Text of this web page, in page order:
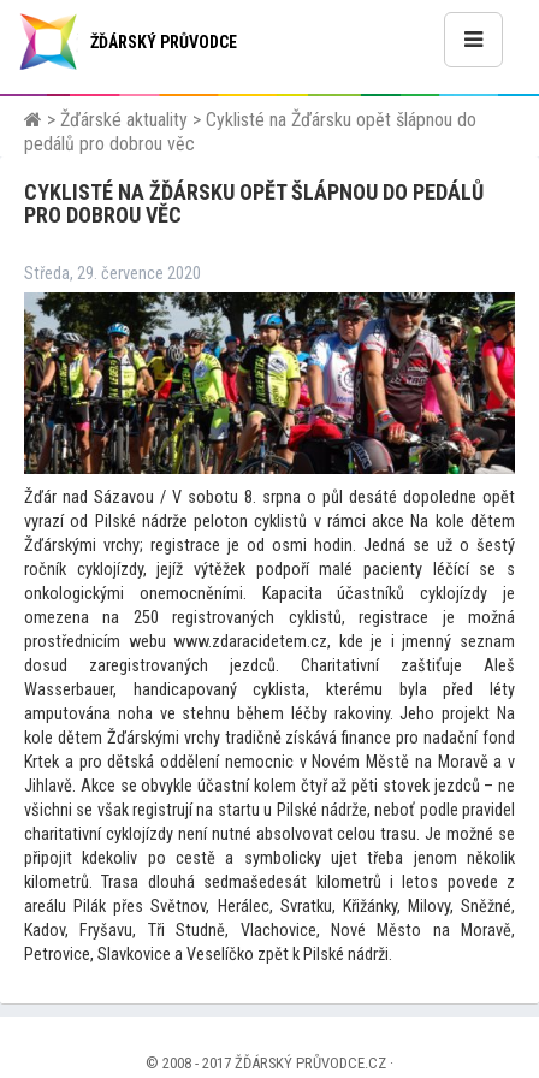
ŽĎÁRSKÝ PRŮVODCE
> Žďárské aktuality > Cyklisté na Žďársku opět šlápnou do
pedálů pro dobrou věc
CYKLISTÉ NA ŽĎÁRSKU OPĚT ŠLÁPNOU DO PEDÁLŮ
PRO DOBROU VĚC
Středa, 29. července 2020
Žďár nad Sázavou / V sobotu 8. srpna o půl desáté dopoledne opět
vyrazí od Pilské nádrže peloton cyklistů v rámci akce Na kole dětem
Žďárskými vrchy; registrace je od osmi hodin. Jedná se už o šestý
ročník cyklojízdy, jejíž výtěžek podpoří malé pacienty léčící se s
onkologickými onemocněními. Kapacita účastníků cyklojízdy je
omezena na 250 registrovaných cyklistů, registrace je možná
prostřednicím webu www.zdaracidetem.cz, kde je i jmenný seznam
dosud zaregistrovaných jezdců. Charitativní zaštiťuje Aleš
Wasserbauer, handicapovaný cyklista, kterému byla před léty
amputována noha ve stehnu během léčby rakoviny. Jeho projekt Na
kole dětem Žďárskými vrchy tradičně získává finance pro nadační fond
Krtek a pro dětská oddělení nemocnic v Novém Městě na Moravě a v
Jihlavě. Akce se obvykle účastní kolem čtyř až pěti stovek jezdců – ne
všichni se však registrují na startu u Pilské nádrže, neboť podle pravidel
charitativní cyklojízdy není nutné absolvovat celou trasu. Je možné se
připojit kdekoliv po cestě a symbolicky ujet třeba jenom několik
kilometrů. Trasa dlouhá sedmašedesát kilometrů i letos povede z
areálu Pilák přes Světnov, Herálec, Svratku, Křižánky, Milovy, Sněžné,
Kadov, Fryšavu, Tři Studně, Vlachovice, Nové Město na Moravě,
Petrovice, Slavkovice a Veselíčko zpět k Pilské nádrži.
© 2008 - 2017 ŽĎÁRSKÝ PRŮVODCE.CZ ·